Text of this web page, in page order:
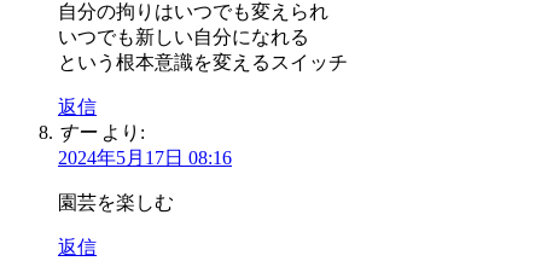
自分の拘りはいつでも変えられ
いつでも新しい自分になれる
という根本意識を変えるスイッチ
返信
すー より:
2024年5月17日 08:16
園芸を楽しむ
返信